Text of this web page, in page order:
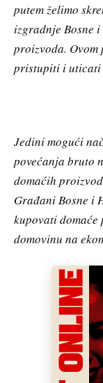
putem želimo
izgradnje Bosne
proizvoda.
pristupiti i uticati
Jedini mogući
povećanja bruto
domaćih
Građani Bosne i
kupovati
domovinu na